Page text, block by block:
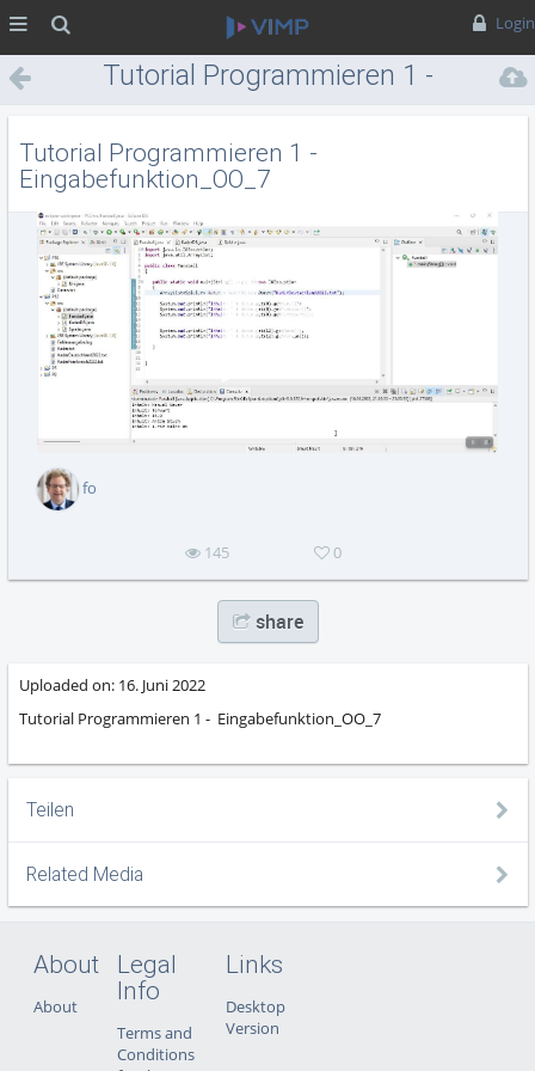
Login
Tutorial Programmieren 1 -
Eingabefunktion_OO_7
Tutorial Programmieren 1 -
Eingabefunktion_OO_7
fo
145 0
share
Uploaded on: 16. Juni 2022
Tutorial Programmieren 1 - Eingabefunktion_OO_7
Teilen
Related Media
About
About
Legal
Info
Terms and
Conditions
Links
Desktop
Version